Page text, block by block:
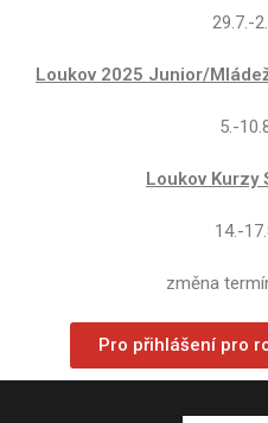
29.7.-
Loukov 2025 Junior/
5.-
Loukov Kurzy
14.-
změna
Pro přihlášení pro